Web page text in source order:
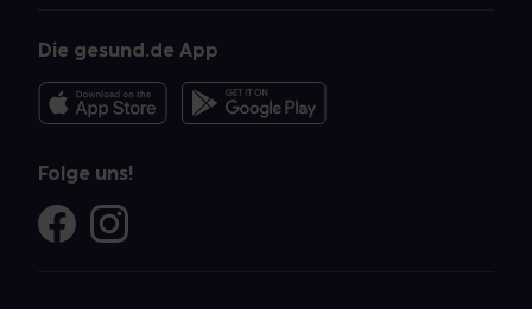
Die gesund.de App
Folge uns!